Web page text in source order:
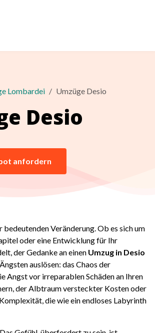
Lombardei Umzüge Desio
Desio
anfordern
bedeutenden Veränderung. Ob es sich um
oder eine Entwicklung für Ihr
der Gedanke an einen Umzug in Desio
auslösen: das Chaos der
Angst vor irreparablen Schäden an Ihren
der Albtraum versteckter Kosten oder
die wie ein endloses Labyrinth